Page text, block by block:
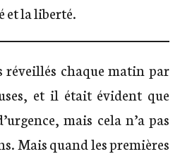
et la liberté.
réveillés chaque matin par
et il était évident que
mais cela n’a pas
Mais quand les premières